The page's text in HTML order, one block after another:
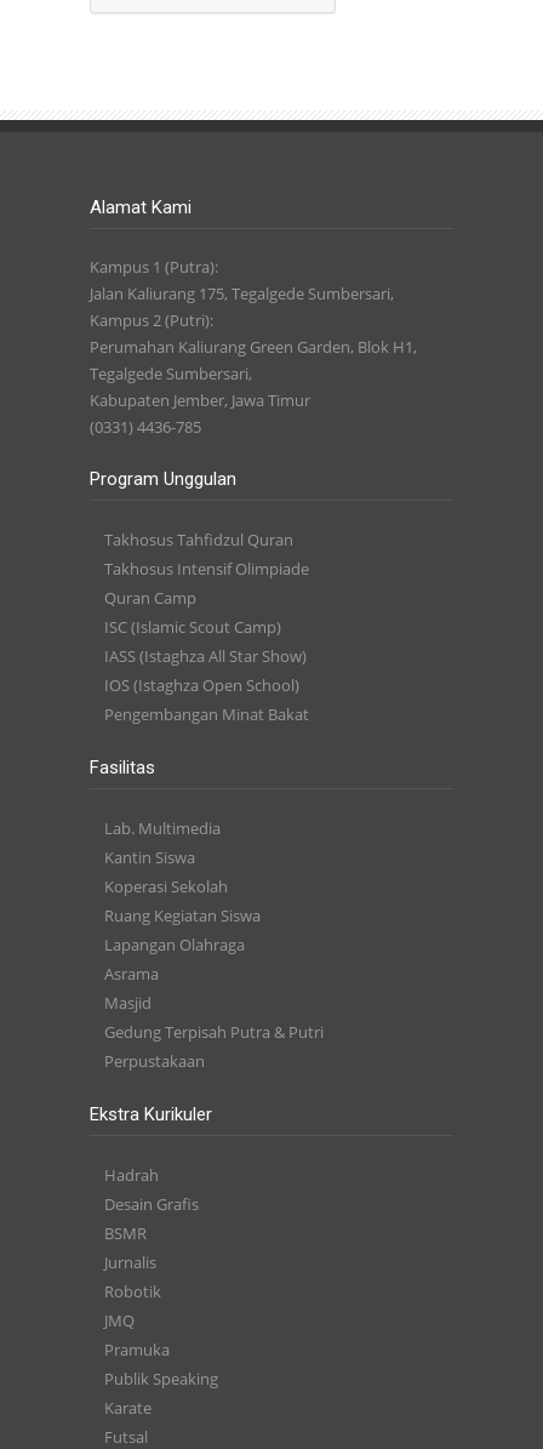
Alamat Kami
Kampus 1 (Putra):
Jalan Kaliurang 175, Tegalgede Sumbersari,
Kampus 2 (Putri):
Perumahan Kaliurang Green Garden, Blok H1,
Tegalgede Sumbersari,
Kabupaten Jember, Jawa Timur
(0331) 4436-785
Program Unggulan
Takhosus Tahfidzul Quran
Takhosus Intensif Olimpiade
Quran Camp
ISC (Islamic Scout Camp)
IASS (Istaghza All Star Show)
IOS (Istaghza Open School)
Pengembangan Minat Bakat
Fasilitas
Lab. Multimedia
Kantin Siswa
Koperasi Sekolah
Ruang Kegiatan Siswa
Lapangan Olahraga
Asrama
Masjid
Gedung Terpisah Putra & Putri
Perpustakaan
Ekstra Kurikuler
Hadrah
Desain Grafis
BSMR
Jurnalis
Robotik
JMQ
Pramuka
Publik Speaking
Karate
Futsal